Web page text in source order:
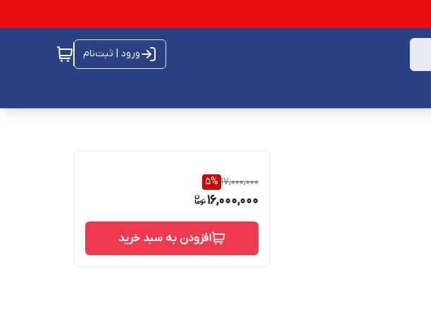
ورود | ثبت‌نام
17,000,000
5%
16,000,000
افزودن به سبد خرید